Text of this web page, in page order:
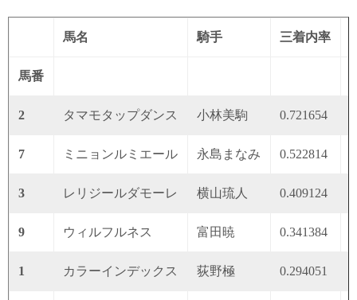
馬名 騎手 三着内率
馬番
2 タマモタップダンス 小林美駒 0.721654
7 ミニョンルミエール 永島まなみ 0.522814
3 レリジールダモーレ 横山琉人 0.409124
9 ウィルフルネス 富田暁 0.341384
1 カラーインデックス 荻野極 0.294051